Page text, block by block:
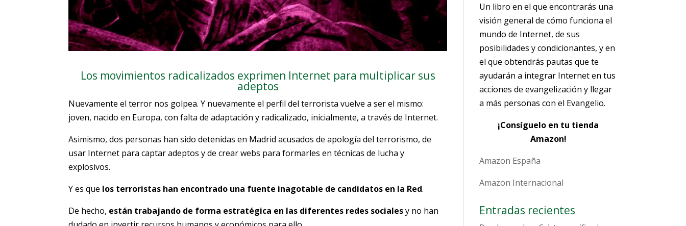
Los movimientos radicalizados exprimen Internet para multiplicar sus
adeptos
Nuevamente el terror nos golpea. Y nuevamente el perfil del terrorista vuelve a ser el mismo:
joven, nacido en Europa, con falta de adaptación y radicalizado, inicialmente, a través de Internet.
Asimismo, dos personas han sido detenidas en Madrid acusados de apología del terrorismo, de
usar Internet para captar adeptos y de crear webs para formarles en técnicas de lucha y
explosivos.
Y es que los terroristas han encontrado una fuente inagotable de candidatos en la Red.
De hecho, están trabajando de forma estratégica en las diferentes redes socialesy no han
Un libro en el que encontrarás una
visión general de cómo funciona el
mundo de Internet, de sus
posibilidades y condicionantes, y en
el que obtendrás pautas que te
ayudarán a integrar Internet en tus
acciones de evangelización y llegar
a más personas con el Evangelio.
¡Consíguelo en tu tienda
Amazon!
Amazon España
Amazon Internacional
Entradas recientes